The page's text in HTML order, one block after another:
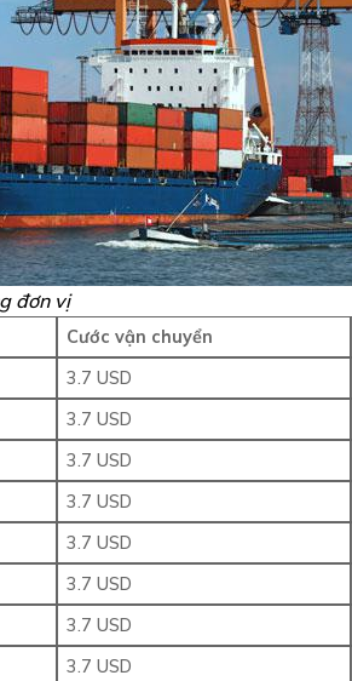
đơn vị
Cước vận chuyển
3.7 USD
3.7 USD
3.7 USD
3.7 USD
3.7 USD
3.7 USD
3.7 USD
3.7 USD